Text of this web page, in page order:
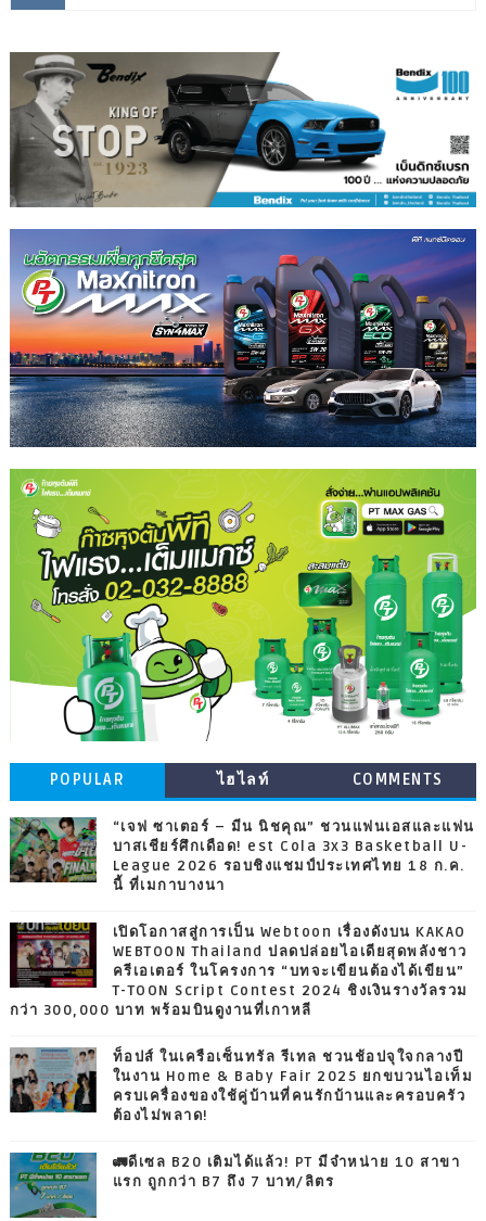
POPULAR ไฮไลท์ COMMENTS
“เจฟ ซาเตอร์ – มีน นิชคุณ” ชวนแฟนเอสและแฟน
บาสเชียร์ศึกเดือด! est Cola 3x3 Basketball U-
League 2026 รอบชิงแชมป์ประเทศไทย 18 ก.ค.
นี้ ที่เมกาบางนา
เปิดโอกาสสู่การเป็น Webtoon เรื่องดังบน KAKAO
WEBTOON Thailand ปลดปล่อยไอเดียสุดพลังชาว
ครีเอเตอร์ ในโครงการ “บทจะเขียนต้องได้เขียน”
T-TOON Script Contest 2024 ชิงเงินรางวัลรวม
กว่า 300,000 บาท พร้อมบินดูงานที่เกาหลี
ท็อปส์ ในเครือเซ็นทรัล รีเทล ชวนช้อปจุใจกลางปี
ในงาน Home & Baby Fair 2025 ยกขบวนไอเท็ม
ครบเครื่องของใช้คู่บ้านที่คนรักบ้านและครอบครัว
ต้องไม่พลาด!
🚛ดีเซล B20 เติมได้แล้ว! PT มีจำหน่าย 10 สาขา
แรก ถูกกว่า B7 ถึง 7 บาท/ลิตร